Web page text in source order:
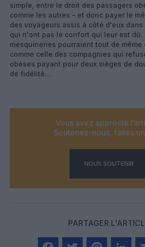
simple, entre le droit des passagers
comme les autres – et donc payer le
des voyageurs assis à côté d'eux
qui n'ont pas le confort qui leur est dû.
mesquineries pourraient tout de même
comme celle des compagnies qui
obèses payant pour deux sièges de
de fidélité…
Vous avez apprécié
Soutenez-nous, faites
NOUS SOUTENIR
PARTAGER